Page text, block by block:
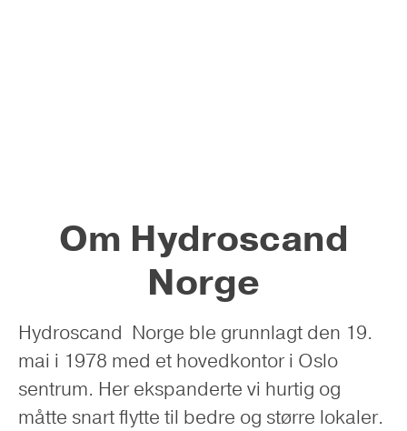
Om Hydroscand
Norge
Hydroscand Norge ble grunnlagt den 19.
mai i 1978 med et hovedkontor i Oslo
sentrum. Her ekspanderte vi hurtig og
måtte snart flytte til bedre og større lokaler.